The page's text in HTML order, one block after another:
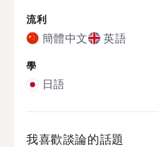
流利
簡體中文 英語
學
日語
我喜歡談論的話題